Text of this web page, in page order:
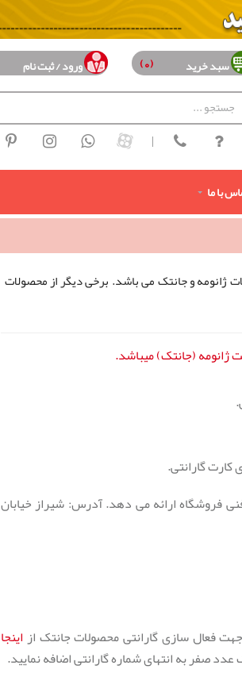
سبد خرید (0) ورود / ثبت نام
|
با ما
ژانومه و جانتک می باشد. برخی ديگر از محصولات
ژانومه (جانتک) میباشد.
فروشگاه ارائه می دهد. آدرس: شیراز خیابان
اینجا
صفر به انتهای شماره گارانتی اضافه نمایید.